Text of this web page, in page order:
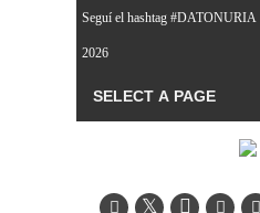
Seguí el hashtag #DATONURIA
2026